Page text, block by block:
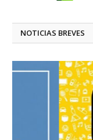
NOTICIAS BREVES